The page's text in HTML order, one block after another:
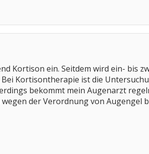
Kortison ein. Seitdem wird ein- bis
Kortisontherapie ist die
bekommt mein Augenarzt
der Verordnung von Augengel